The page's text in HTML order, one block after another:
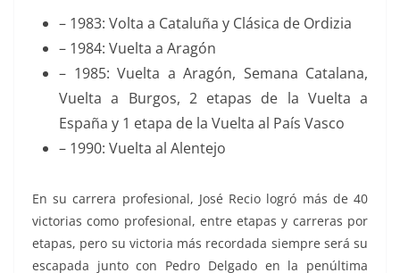
– 1983: Volta a Cataluña y Clásica de Ordizia
– 1984: Vuelta a Aragón
– 1985: Vuelta a Aragón, Semana Catalana,
Vuelta a Burgos, 2 etapas de la Vuelta a
España y 1 etapa de la Vuelta al País Vasco
– 1990: Vuelta al Alentejo
En su carrera profesional, José Recio logró más de 40
victorias como profesional, entre etapas y carreras por
etapas, pero su victoria más recordada siempre será su
escapada junto con Pedro Delgado en la penúltima